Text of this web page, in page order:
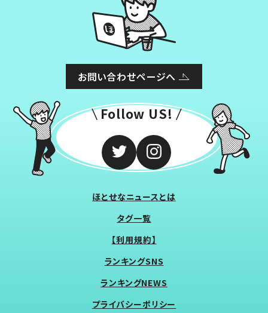
お問い合わせページへ
Follow US!
ほとせなニュースとは
タグ一覧
【利用規約】
ランキングSNS
ランキングNEWS
プライバシーポリシー